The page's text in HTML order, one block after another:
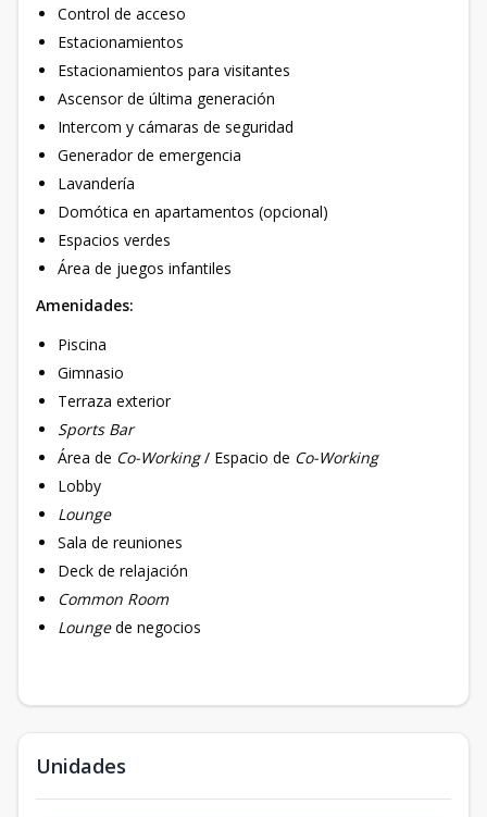
Control de acceso
Estacionamientos
Estacionamientos para visitantes
Ascensor de última generación
Intercom y cámaras de seguridad
Generador de emergencia
Lavandería
Domótica en apartamentos (opcional)
Espacios verdes
Área de juegos infantiles
Amenidades:
Piscina
Gimnasio
Terraza exterior
Sports Bar
Área de Co-Working/ Espacio de Co-Working
Lobby
Lounge
Sala de reuniones
Deck de relajación
Common Room
Loungede negocios
Unidades